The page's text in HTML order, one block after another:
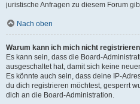
juristische Anfragen zu diesem Forum
Nach oben
Warum kann ich mich nicht
Es kann sein, dass die Board-
ausgeschaltet hat, damit sich keine
Es könnte auch sein, dass deine IP-
du dich registrieren möchtest, gesperrt
dich an die Board-Administration.